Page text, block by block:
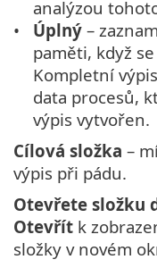
analýzou
Úplný –
paměti, když
Kompletní
data procesů,
výpis vytvořen.
Cílová složka –
výpis při pádu.
Otevřete složku
Otevřít k
složky v novém